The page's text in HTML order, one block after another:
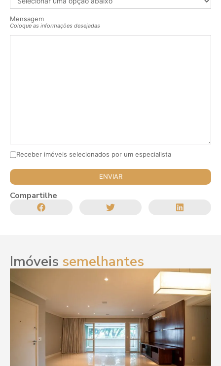
Mensagem
Coloque as informações desejadas
Receber imóveis selecionados por um especialista
Compartilhe
Imóveis semelhantes